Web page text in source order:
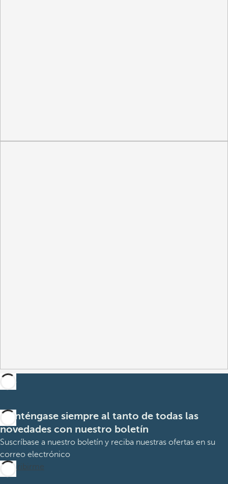
Manténgase siempre al tanto de todas las
novedades con nuestro boletín
Suscríbase a nuestro boletín y reciba nuestras ofertas en su
correo electrónico
Suscribirme